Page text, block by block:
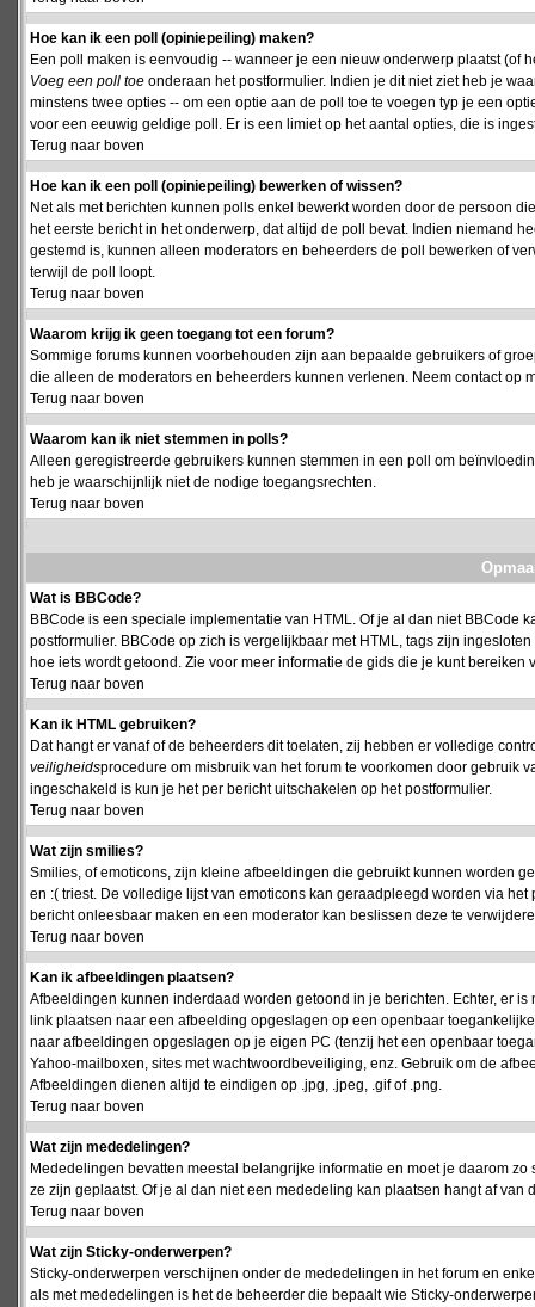
Hoe kan ik een poll (opiniepeiling) maken?
Een poll maken is eenvoudig -- wanneer je een nieuw onderwerp plaatst (of
Voeg een poll toe onderaan het postformulier. Indien je dit niet ziet heb je
minstens twee opties -- om een optie aan de poll toe te voegen typ je een
voor een eeuwig geldige poll. Er is een limiet op het aantal opties, die is
Terug naar boven
Hoe kan ik een poll (opiniepeiling) bewerken of wissen?
Net als met berichten kunnen polls enkel bewerkt worden door de persoon
het eerste bericht in het onderwerp, dat altijd de poll bevat. Indien niemand
gestemd is, kunnen alleen moderators en beheerders de poll bewerken of
terwijl de poll loopt.
Terug naar boven
Waarom krijg ik geen toegang tot een forum?
Sommige forums kunnen voorbehouden zijn aan bepaalde gebruikers of
die alleen de moderators en beheerders kunnen verlenen. Neem contact op
Terug naar boven
Waarom kan ik niet stemmen in polls?
Alleen geregistreerde gebruikers kunnen stemmen in een poll om
heb je waarschijnlijk niet de nodige toegangsrechten.
Terug naar boven
Wat is BBCode?
BBCode is een speciale implementatie van HTML. Of je al dan niet
postformulier. BBCode op zich is vergelijkbaar met HTML, tags zijn
hoe iets wordt getoond. Zie voor meer informatie de gids die je kunt bereiken
Terug naar boven
Kan ik HTML gebruiken?
Dat hangt er vanaf of de beheerders dit toelaten, zij hebben er volledige
veiligheidsprocedure om misbruik van het forum te voorkomen door gebruik
ingeschakeld is kun je het per bericht uitschakelen op het postformulier.
Terug naar boven
Wat zijn smilies?
Smilies, of emoticons, zijn kleine afbeeldingen die gebruikt kunnen worden
en :( triest. De volledige lijst van emoticons kan geraadpleegd worden via
bericht onleesbaar maken en een moderator kan beslissen deze te
Terug naar boven
Kan ik afbeeldingen plaatsen?
Afbeeldingen kunnen inderdaad worden getoond in je berichten. Echter, er
link plaatsen naar een afbeelding opgeslagen op een openbaar
naar afbeeldingen opgeslagen op je eigen PC (tenzij het een openbaar
Yahoo-mailboxen, sites met wachtwoordbeveiliging, enz. Gebruik om de
Afbeeldingen dienen altijd te eindigen op .jpg, .jpeg, .gif of .png.
Terug naar boven
Wat zijn mededelingen?
Mededelingen bevatten meestal belangrijke informatie en moet je daarom
ze zijn geplaatst. Of je al dan niet een mededeling kan plaatsen hangt af
Terug naar boven
Wat zijn Sticky-onderwerpen?
Sticky-onderwerpen verschijnen onder de mededelingen in het forum en
als met mededelingen is het de beheerder die bepaalt wie Sticky-